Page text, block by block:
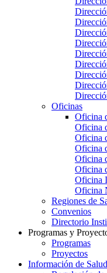
Oficinas
Oficina
Oficina
Oficina
Oficina
Oficina
Oficina
Oficina
Oficina
Regiones de
Convenios
Directorio
Programas y
Programas
Proyectos
Información de Salud